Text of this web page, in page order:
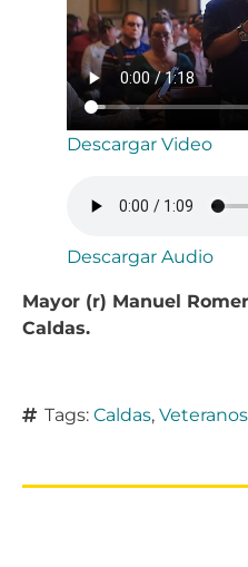
Descargar Video
Descargar Audio
Mayor (r) Manuel
Caldas.
Tags: Caldas, Veteranos